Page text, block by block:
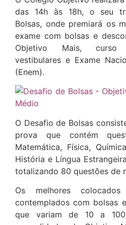
das 14h às 18h, o seu
Bolsas, onde premiará os
exame com bolsas e
Objetivo Mais, curso
vestibulares e Exame
(Enem).
O Desafio de Bolsas
prova que contém
Matemática, Física,
História e Língua
totalizando 80 questões de
Os melhores
contemplados com bolsas
que variam de 10 a